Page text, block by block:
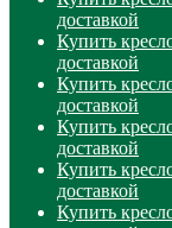
доставкой
Купить
доставкой
Купить
доставкой
Купить
доставкой
Купить
доставкой
Купить